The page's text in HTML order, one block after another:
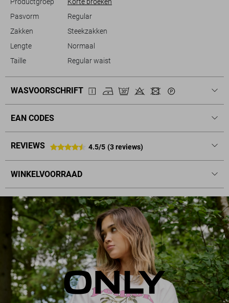
Pasvorm
Regular
Zakken
Steekzakken
Lengte
Normaal
Taille
Regular waist
WASVOORSCHRIFT
EAN CODES
REVIEWS 4.5/5 (3 reviews)
WINKELVOORRAAD